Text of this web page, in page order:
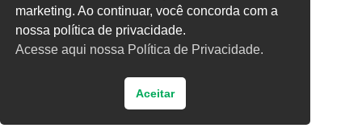
marketing. Ao continuar, você concorda com a
nossa política de privacidade.
Acesse aqui nossa Política de Privacidade.
Aceitar